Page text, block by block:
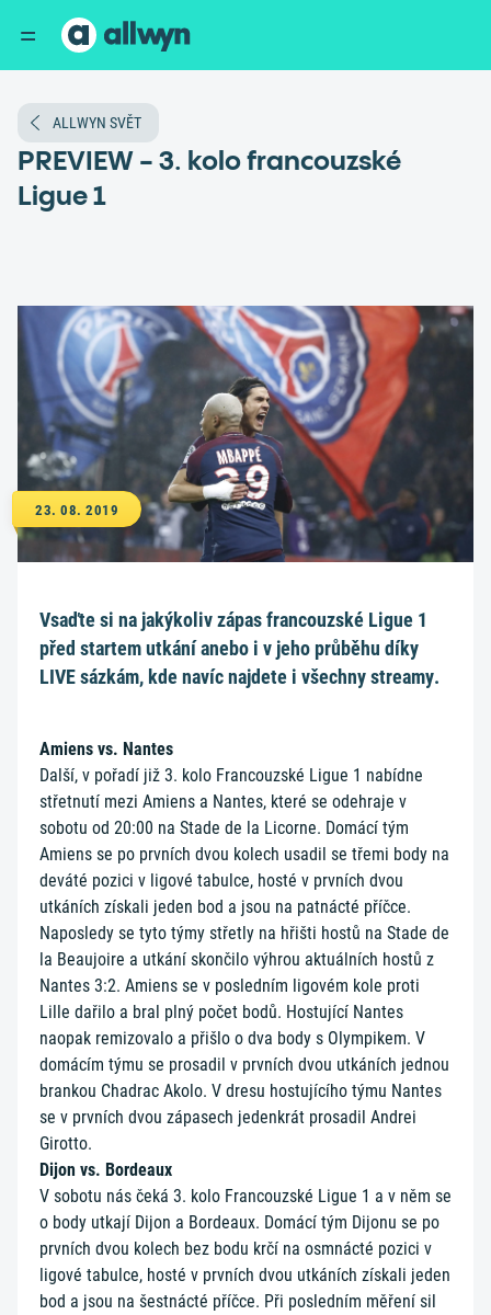
ALLWYN SVĚT
PREVIEW - 3. kolo francouzské
Ligue 1
23. 08. 2019
Vsaďte si na jakýkoliv zápas francouzské Ligue 1
před startem utkání anebo i v jeho průběhu díky
LIVE sázkám, kde navíc najdete i všechny streamy.
Amiens vs. Nantes
Další, v pořadí již 3. kolo Francouzské Ligue 1 nabídne
střetnutí mezi Amiens a Nantes, které se odehraje v
sobotu od 20:00 na Stade de la Licorne. Domácí tým
Amiens se po prvních dvou kolech usadil se třemi body na
deváté pozici v ligové tabulce, hosté v prvních dvou
utkáních získali jeden bod a jsou na patnácté příčce.
Naposledy se tyto týmy střetly na hřišti hostů na Stade de
la Beaujoire a utkání skončilo výhrou aktuálních hostů z
Nantes 3:2. Amiens se v posledním ligovém kole proti
Lille dařilo a bral plný počet bodů. Hostující Nantes
naopak remizovalo a přišlo o dva body s Olympikem. V
domácím týmu se prosadil v prvních dvou utkáních jednou
brankou Chadrac Akolo. V dresu hostujícího týmu Nantes
se v prvních dvou zápasech jedenkrát prosadil Andrei
Girotto.
Dijon vs. Bordeaux
V sobotu nás čeká 3. kolo Francouzské Ligue 1 a v něm se
o body utkají Dijon a Bordeaux. Domácí tým Dijonu se po
prvních dvou kolech bez bodu krčí na osmnácté pozici v
ligové tabulce, hosté v prvních dvou utkáních získali jeden
bod a jsou na šestnácté příčce. Při posledním měření sil